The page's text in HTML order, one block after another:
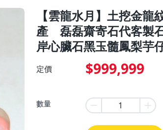
【雲龍水月】土挖金
產 磊磊齋寄石代客製
岸心臟石黑玉髓鳳梨芋
定價 $999,999
數量